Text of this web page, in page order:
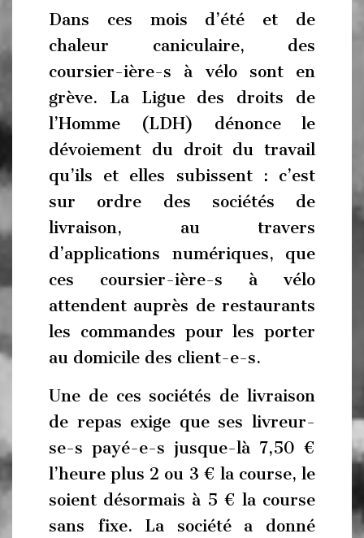
Dans ces mois d’été et de
chaleur caniculaire, des
coursier-ière-s à vélo sont en
grève. La Ligue des droits de
l’Homme (LDH) dénonce le
dévoiement du droit du travail
qu’ils et elles subissent : c’est
sur ordre des sociétés de
livraison, au travers
d’applications numériques, que
ces coursier-ière-s à vélo
attendent auprès de restaurants
les commandes pour les porter
au domicile des client-e-s.
Une de ces sociétés de livraison
de repas exige que ses livreur-
se-s payé-e-s jusque-là 7,50 €
l’heure plus 2 ou 3 € la course, le
soient désormais à 5 € la course
sans fixe. La société a donné